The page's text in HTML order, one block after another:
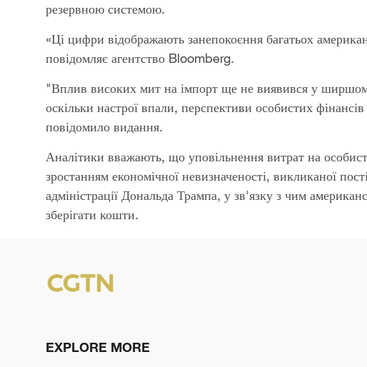
резервною системою.
«Ці цифри відображають занепокоєння багатьох
повідомляє агентство Bloomberg.
"Вплив високих мит на імпорт ще не виявився у
оскільки настрої впали, перспективи особистих
повідомило видання.
Аналітики вважають, що уповільнення витрат на
зростанням економічної невизначеності, викликаної
адміністрації Дональда Трампа, у зв'язку з чим
зберігати кошти.
EXPLORE MORE